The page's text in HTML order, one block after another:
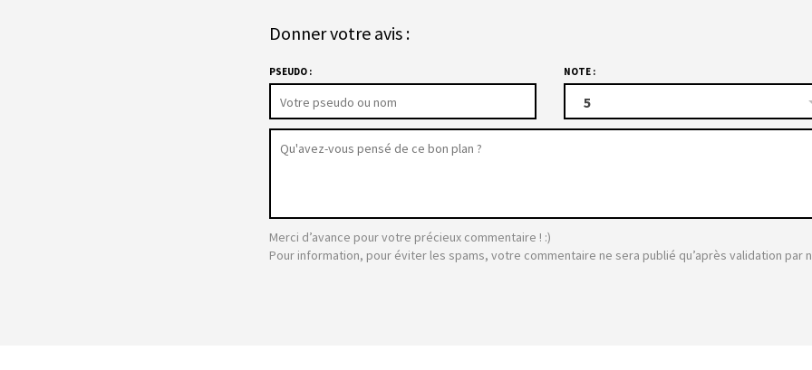
Donner votre avis :
PSEUDO : NOTE :
5
Merci d’avance pour votre précieux commentaire ! :)
Pour information, pour éviter les spams, votre commentaire ne sera publié qu’après validation par